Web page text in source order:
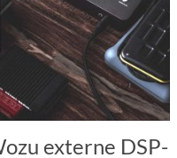
externe DSP-